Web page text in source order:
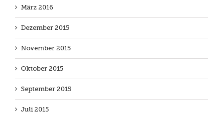
März 2016
Dezember 2015
November 2015
Oktober 2015
September 2015
Juli 2015